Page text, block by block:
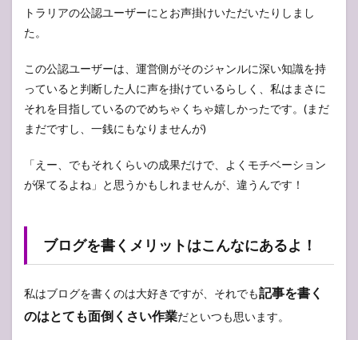
トラリアの公認ユーザーにとお声掛けいただいたりしまし
た。
この公認ユーザーは、運営側がそのジャンルに深い知識を持
っていると判断した人に声を掛けているらしく、私はまさに
それを目指しているのでめちゃくちゃ嬉しかったです。(まだ
まだですし、一銭にもなりませんが)
「えー、でもそれくらいの成果だけで、よくモチベーション
が保てるよね」と思うかもしれませんが、違うんです！
ブログを書くメリットはこんなにあるよ！
私はブログを書くのは大好きですが、それでも記事を書く
のはとても面倒くさい作業だといつも思います。